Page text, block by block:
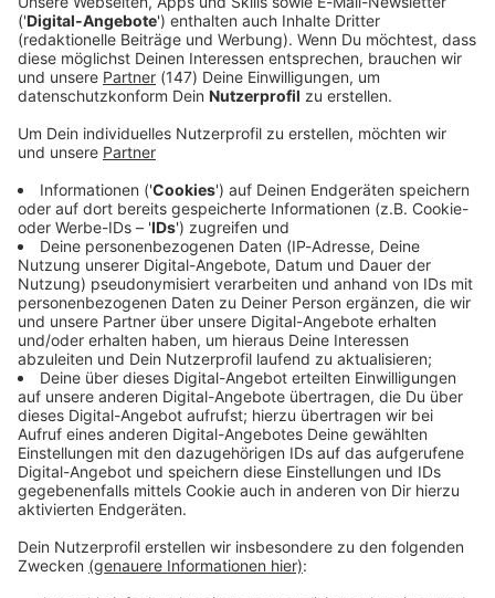
Immer auf dem Laufenden
bleiben!
Verpass' nichts mehr - mit unserem kostenlosen
ANTENNE BAYERN Newsletter. Ob Nachrichten,
Lifestyle oder unsere neuesten Aktionen - wir
informieren dich.